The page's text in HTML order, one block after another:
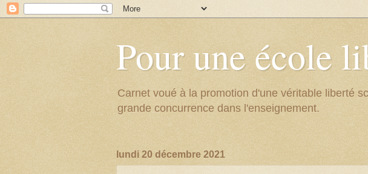
Pour une école
Carnet voué à la promotion d'une véritable liberté
grande concurrence dans l'enseignement.
lundi 20 décembre 2021